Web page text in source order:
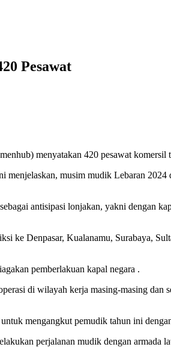
Pesawat
menyatakan 420 pesawat komersil
musim mudik Lebaran
antisipasi lonjakan, yakni dengan
ke Denpasar, Kualanamu, Surabaya,
pemberlakuan kapal negara .
di wilayah kerja masing-masing
mengangkut pemudik tahun ini
perjalanan mudik dengan